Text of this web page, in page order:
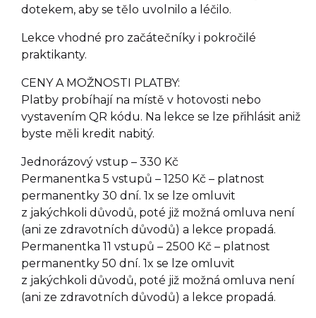
dotekem, aby se tělo uvolnilo a léčilo.
Lekce vhodné pro začátečníky i pokročilé
praktikanty.
CENY A MOŽNOSTI PLATBY:
Platby probíhají na místě v hotovosti nebo
vystavením QR kódu. Na lekce se lze přihlásit aniž
byste měli kredit nabitý.
Jednorázový vstup – 330 Kč
Permanentka 5 vstupů – 1250 Kč – platnost
permanentky 30 dní. 1x se lze omluvit
z jakýchkoli důvodů, poté již možná omluva není
(ani ze zdravotních důvodů) a lekce propadá.
Permanentka 11 vstupů – 2500 Kč – platnost
permanentky 50 dní. 1x se lze omluvit
z jakýchkoli důvodů, poté již možná omluva není
(ani ze zdravotních důvodů) a lekce propadá.